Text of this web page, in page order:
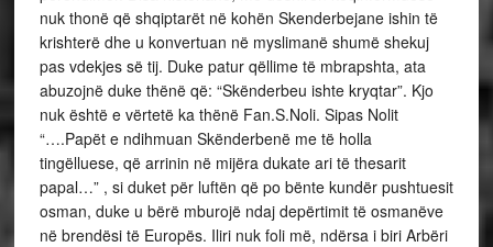
nuk thonë që shqiptarët në kohën Skenderbejane ishin të
krishterë dhe u konvertuan në myslimanë shumë shekuj
pas vdekjes së tij. Duke patur qëllime të mbrapshta, ata
abuzojnë duke thënë që: “Skënderbeu ishte kryqtar”. Kjo
nuk është e vërtetë ka thënë Fan.S.Noli. Sipas Nolit
“….Papët e ndihmuan Skënderbenë me të holla
tingëlluese, që arrinin në mijëra dukate ari të thesarit
papal…” , si duket për luftën që po bënte kundër pushtuesit
osman, duke u bërë mburojë ndaj depërtimit të osmanëve
në brendësi të Europës. Iliri nuk foli më, ndërsa i biri Arbëri